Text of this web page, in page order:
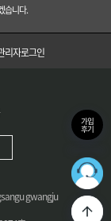
습니다.
리자로그인
gwangju
가입
후기
365
최적